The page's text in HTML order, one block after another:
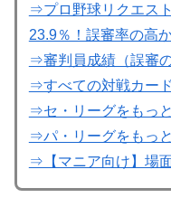
⇒プロ野球リクエス
23.9％！誤審率の高
⇒審判員成績（誤審
⇒すべての対戦カー
⇒セ・リーグをもっ
⇒パ・リーグをもっ
⇒【マニア向け】場